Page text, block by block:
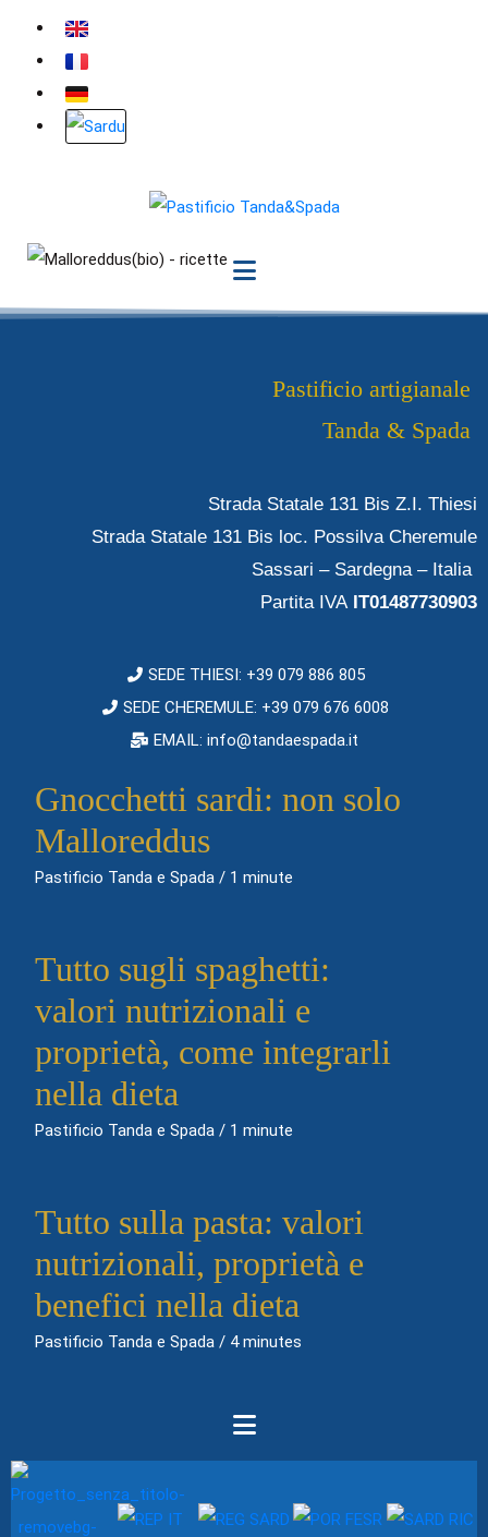
Pastificio artigianale
Tanda & Spada
Strada Statale 131 Bis Z.I. Thiesi
Strada Statale 131 Bis loc. Possilva Cheremule
Sassari – Sardegna – Italia
Partita IVA IT01487730903
SEDE THIESI: +39 079 886 805
SEDE CHEREMULE: +39 079 676 6008
EMAIL: info@tandaespada.it
Gnocchetti sardi: non solo
Malloreddus
Pastificio Tanda e Spada / 1 minute
Tutto sugli spaghetti:
valori nutrizionali e
proprietà, come integrarli
nella dieta
Pastificio Tanda e Spada / 1 minute
Tutto sulla pasta: valori
nutrizionali, proprietà e
benefici nella dieta
Pastificio Tanda e Spada / 4 minutes